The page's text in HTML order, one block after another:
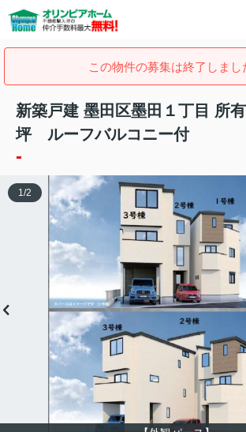
この物件の募集は終了しまし
新築戸建 墨田区墨田１丁目 所
坪 ルーフバルコニー付
-
1/2